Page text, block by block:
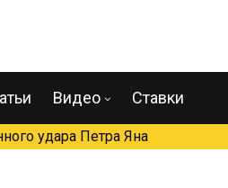
Видео Ставки
удара Петра Яна